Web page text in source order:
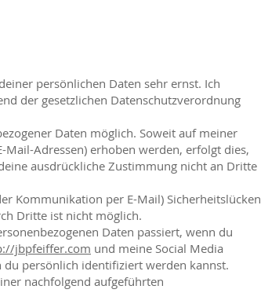
persönlichen Daten sehr ernst. Ich
der gesetzlichen Datenschutzverordnung
Daten möglich. Soweit auf meiner
Mail-Adressen) erhoben werden, erfolgt dies,
ausdrückliche Zustimmung nicht an Dritte
Kommunikation per E-Mail) Sicherheitslücken
Dritte ist nicht möglich.
Daten passiert, wenn du
jbpfeiffer.com und meine Social Media
du persönlich identifiziert werden kannst.
nachfolgend aufgeführten